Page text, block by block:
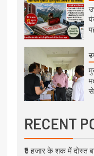
RECENT
₹5 हजार के शक में दोस्त